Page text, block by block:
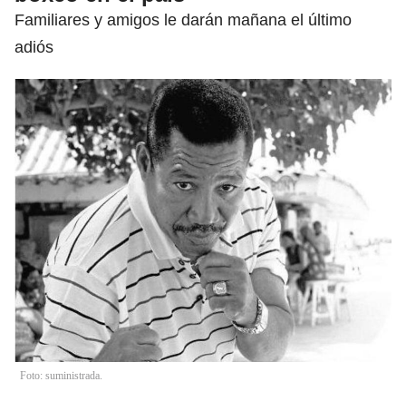
Familiares y amigos le darán mañana el último
adiós
Foto: suministrada.